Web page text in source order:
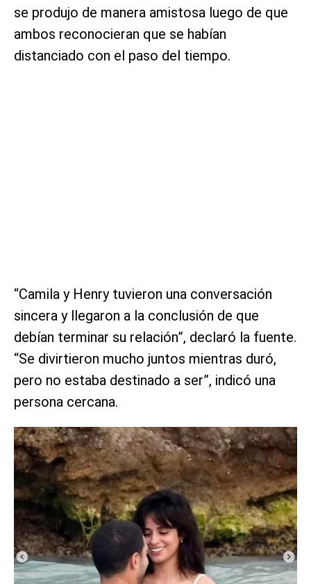
se produjo de manera amistosa luego de que
ambos reconocieran que se habían
distanciado con el paso del tiempo.
“Camila y Henry tuvieron una conversación
sincera y llegaron a la conclusión de que
debían terminar su relación”, declaró la fuente.
“Se divirtieron mucho juntos mientras duró,
pero no estaba destinado a ser”, indicó una
persona cercana.